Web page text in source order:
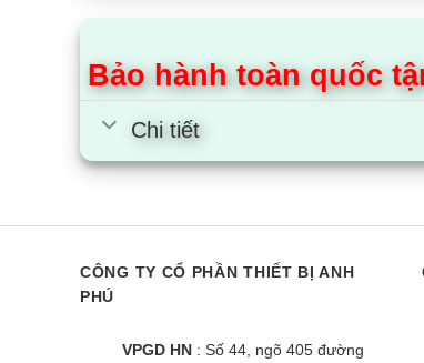
Cánh tản nhiệt dàn
Để nâng cao tuổi thọ, giúp máy bền lâu
vấn giải đáp miễn phí.
Ngoài ra, bạn có thể tham khảo thêm
Bảo hành toàn quốc
Chi tiết
CÔNG TY CỔ PHẦN THIẾT BỊ ANH
PHÚ
VPGD HN : Số 44, ngõ 405 đường